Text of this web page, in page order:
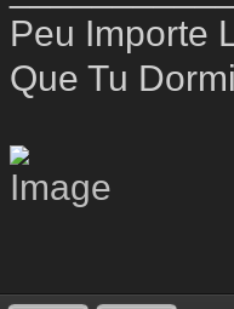
Peu Importe
Que Tu